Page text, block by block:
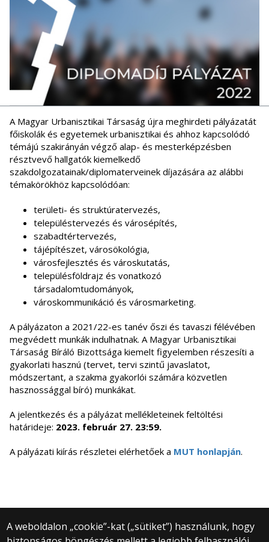
A Magyar Urbanisztikai Társaság újra meghirdeti pályázatát
főiskolák és egyetemek urbanisztikai és ahhoz kapcsolódó
témájú szakirányán végző alap- és mesterképzésben
résztvevő hallgatók kiemelkedő
szakdolgozatainak/diplomaterveinek díjazására az alábbi
témakörökhöz kapcsolódóan:
területi- és struktúratervezés,
településtervezés és városépítés,
szabadtértervezés,
tájépítészet, városökológia,
városfejlesztés és városkutatás,
településföldrajz és vonatkozó
társadalomtudományok,
városkommunikáció és városmarketing.
A pályázaton a 2021/22-es tanév őszi és tavaszi félévében
megvédett munkák indulhatnak. A Magyar Urbanisztikai
Társaság Bíráló Bizottsága kiemelt figyelemben részesíti a
gyakorlati hasznú (tervet, tervi szintű javaslatot,
módszertant, a szakma gyakorlói számára közvetlen
hasznossággal bíró) munkákat.
A jelentkezés és a pályázat mellékleteinek feltöltési
határideje: 2023. február 27. 23:59.
A pályázati kiírás részletei elérhetőek a MUT honlapján.
A weboldalon „cookie”-kat („sütiket”) használunk, hogy